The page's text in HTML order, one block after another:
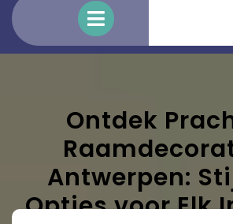
Menu
Ontdek
Antwerpen:
Opties voor Elk